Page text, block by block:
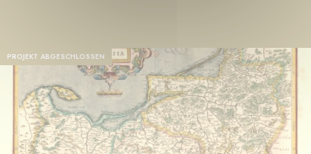
PROJEKT ABGESCHLOSSEN